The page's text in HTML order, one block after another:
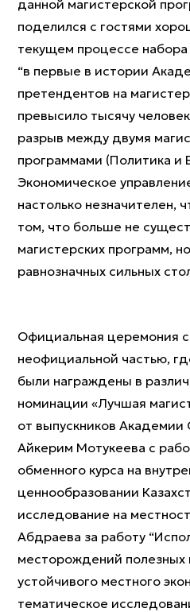
данной магистерской
поделился с гостями
текущем процессе набора
“в первые в истории
претендентов на
превысило тысячу
разрыв между двумя
программами (Политика и
Экономическое
настолько незначителен,
том, что больше не
магистерских программ,
равнозначных сильных
Официальная церемония
неофициальной частью,
были награждены в
номинации «Лучшая
от выпускников
Айкерим Мотукеева с
обменного курса на
ценнообразовании
исследование на
Абдраева за работу
месторождений полезных
устойчивого местного
тематическое